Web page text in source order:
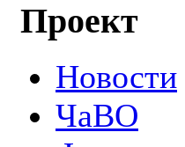
Проект
Новости
ЧаВО